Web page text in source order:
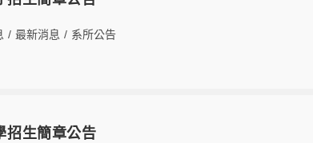
/ 最新消息 / 系所公告
招生簡章公告